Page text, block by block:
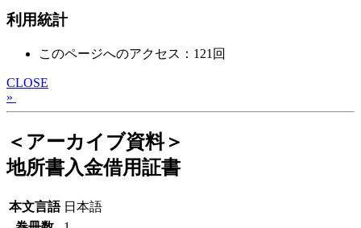
利用統計
このページへのアクセス：121回
CLOSE
»
＜アーカイブ資料＞
地所書入金借用証書
本文言語 日本語